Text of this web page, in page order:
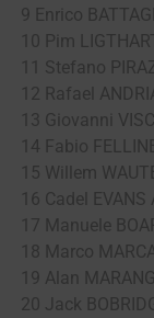
9 Enrico
10 Pim
11 Stefano
12 Rafael
13 Giovanni
14 Fabio
15 Willem
16 Cadel EVANS
17 Manuele
18 Marco
19 Alan
20 Jack